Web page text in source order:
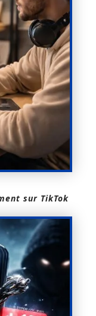
sur TikTok